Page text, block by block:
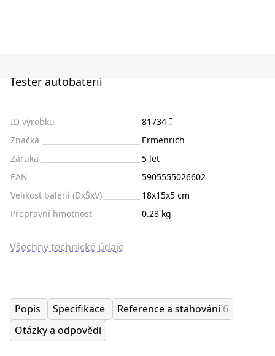
Tester autobaterií
ID výrobku
81734
Značka
Ermenrich
Záruka
5 let
EAN
5905555026602
Velikost balení (DxŠxV)
18x15x5 cm
Přepravní hmotnost
0.28 kg
Všechny technické údaje
Popis Specifikace Reference a stahování6
Otázky a odpovědi